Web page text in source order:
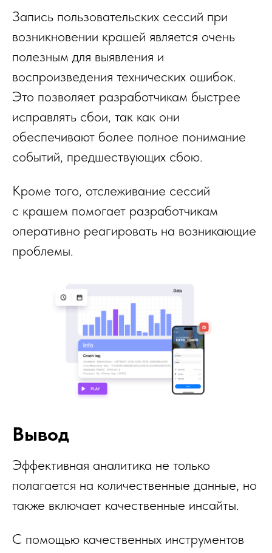
Запись пользовательских сессий при
возникновении крашей является очень
полезным для выявления и
воспроизведения технических ошибок.
Это позволяет разработчикам быстрее
исправлять сбои, так как они
обеспечивают более полное понимание
событий, предшествующих сбою.
Кроме того, отслеживание сессий
с крашем помогает разработчикам
оперативно реагировать на возникающие
проблемы.
Вывод
Эффективная аналитика не только
полагается на количественные данные, но
также включает качественные инсайты.
С помощью качественных инструментов